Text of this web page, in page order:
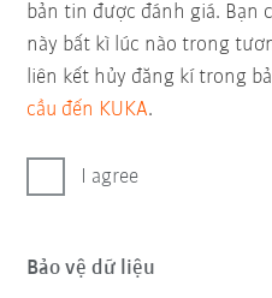
bản tin được đánh giá. Bạn
này bất kì lúc nào trong
liên kết hủy đăng kí trong
cầu đến KUKA.
I agree
Bảo vệ dữ liệu